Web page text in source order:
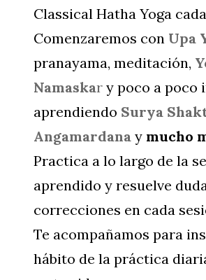
Classical Hatha Yoga
Comenzaremos con Upa
pranayama, meditación,
Namaskary poco a poco
aprendiendo Surya
Angamardana y mucho
Practica a lo largo de la
aprendido y resuelve
correcciones en cada
Te acompañamos para
hábito de la práctica